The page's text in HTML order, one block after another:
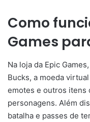
Como
Games
Na loja da Epic
Bucks, a moeda
emotes e outros itens
personagens. Além
batalha e passes de